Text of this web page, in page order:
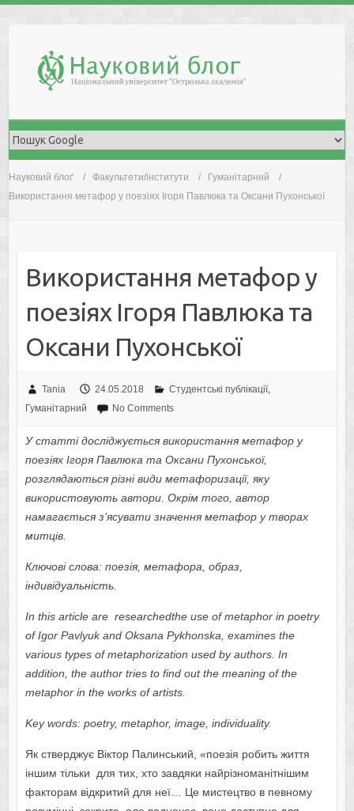
Науковий блоґ Факультети/інститути
Гуманітарний
Використання метафор у поезіях Ігоря Павлюка та Оксани Пухонської
Використання метафор у
поезіях Ігоря Павлюка та
Оксани Пухонської
Tania 24.05.2018 Студентські публікації,
Гуманітарний
No Comments
У статті досліджується використання метафор у
поезіях Ігоря Павлюка та Оксани Пухонської,
розглядаються різні види метафоризації, яку
використовують автори. Окрім того, автор
намагається з’ясувати значення метафор у творах
митців.
Ключові слова: поезія, метафора, образ,
індивідуальність.
In this article are researchedthe use of metaphor in poetry
of Igor Pavlyuk and Oksana Pykhonska, examines the
various types of metaphorization used by authors. In
addition, the author tries to find out the meaning of the
metaphor in the works of artists.
Key words: poetry, metaphor, image, individuality.
Як стверджує Віктор Палинський, «поезія робить життя
іншим тільки для тих, хто завдяки найрізноманітнішим
факторам відкритий для неї… Це мистецтво в певному